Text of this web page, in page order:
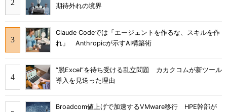
期待外れの境界
Claude Codeでは「エージェントを作るな、スキルを作
れ」 Anthropicが示すAI構築術
“脱Excel”を待ち受ける乱立問題 カカクコムが新ツール
導入を見送った理由
Broadcom値上げで加速するVMware移行 HPE幹部が